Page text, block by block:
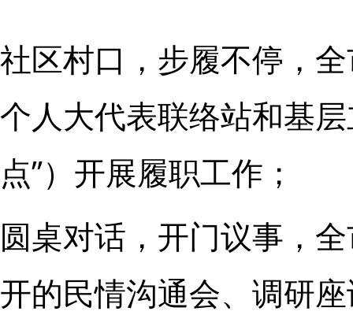
社区村口，步履不停，
个人大代表联络站和基
点”）开展履职工作；
圆桌对话，开门议事，
开的民情沟通会、调研